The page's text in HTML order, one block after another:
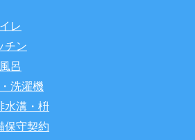
レ
チン
呂
洗濯機
水溝・枡
保守契約